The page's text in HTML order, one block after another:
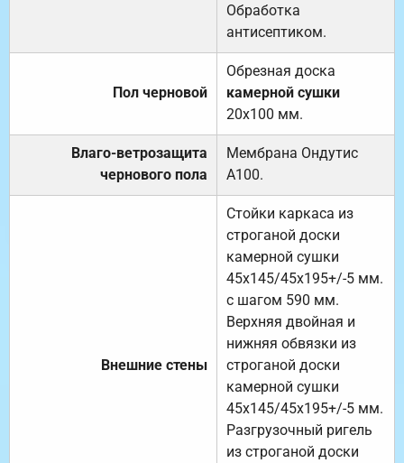
Обработка
антисептиком.
Пол черновой
Обрезная доска
камерной сушки
20х100 мм.
Влаго-ветрозащита
чернового пола
Мембрана Ондутис
А100.
Внешние стены
Стойки каркаса из
строганой доски
камерной сушки
45х145/45х195+/-5 мм.
с шагом 590 мм.
Верхняя двойная и
нижняя обвязки из
строганой доски
камерной сушки
45х145/45х195+/-5 мм.
Разгрузочный ригель
из строганой доски